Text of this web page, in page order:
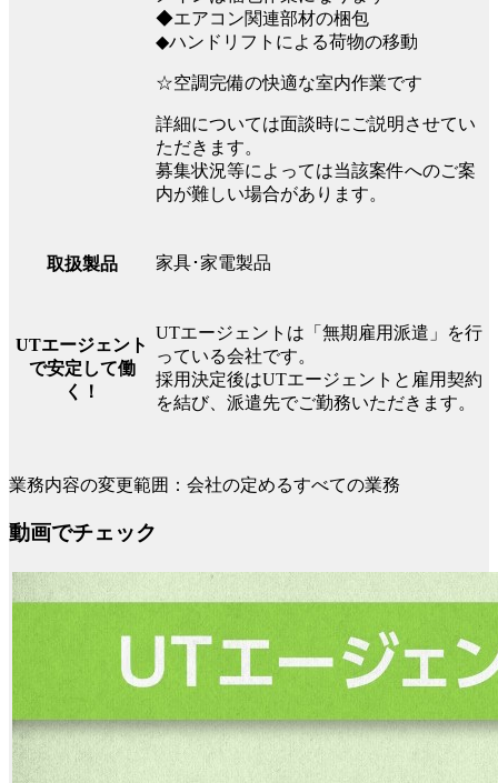
◆エアコン関連部材の梱包
◆ハンドリフトによる荷物の移動
☆空調完備の快適な室内作業です
詳細については面談時にご説明させてい
ただきます。
募集状況等によっては当該案件へのご案
内が難しい場合があります。
取扱製品 家具･家電製品
UTエージェント
で安定して働
く！
UTエージェントは「無期雇用派遣」を行
っている会社です。
採用決定後はUTエージェントと雇用契約
を結び、派遣先でご勤務いただきます。
業務内容の変更範囲：会社の定めるすべての業務
動画でチェック